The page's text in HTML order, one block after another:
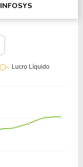
INFOSYS